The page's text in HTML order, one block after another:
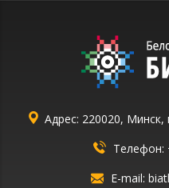
Адрес: 220020, Минск,
Телефон:
E-mail: